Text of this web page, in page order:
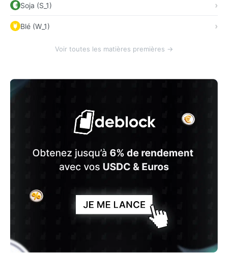
Soja (S_1)
Blé (W_1)
Voir toutes les matières premières →